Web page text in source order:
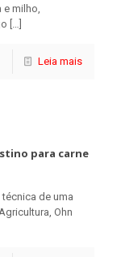
milho,
[…]
Leia mais
para carne
de uma
Ohn